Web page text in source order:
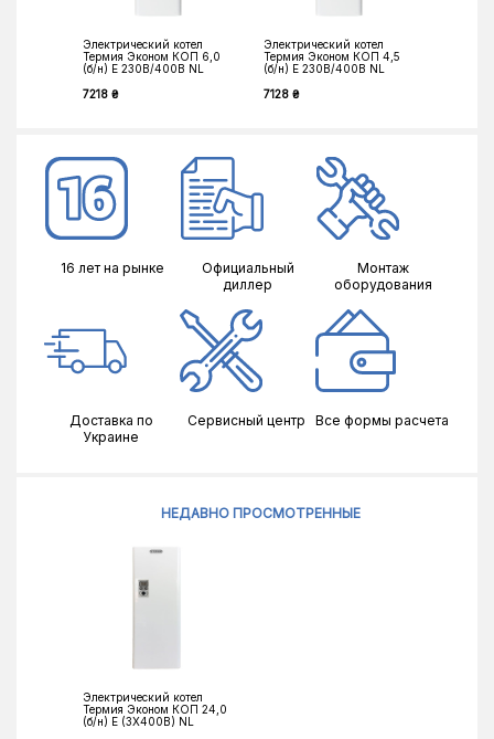
Электрический котел
Термия Эконом КОП 6,0
(б/н) Е 230В/400В NL
7218 ₴
Электрический котел
Термия Эконом КОП 4,5
(б/н) Е 230В/400В NL
7128 ₴
16 лет на рынке
Официальный
диллер
Монтаж
оборудования
Доставка по
Украине
Сервисный центр Все формы расчета
НЕДАВНО ПРОСМОТРЕННЫЕ
Электрический котел
Термия Эконом КОП 24,0
(б/н) Е (3Х400В) NL